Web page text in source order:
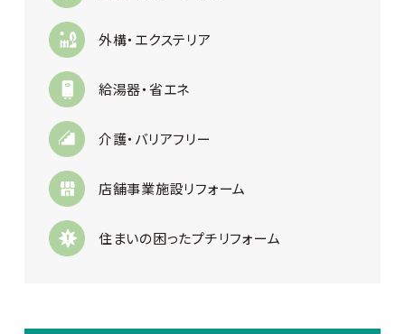
外構・エクステリア
給湯器・省エネ
介護・バリアフリー
店舗事業施設リフォーム
住まいの困ったプチリフォーム